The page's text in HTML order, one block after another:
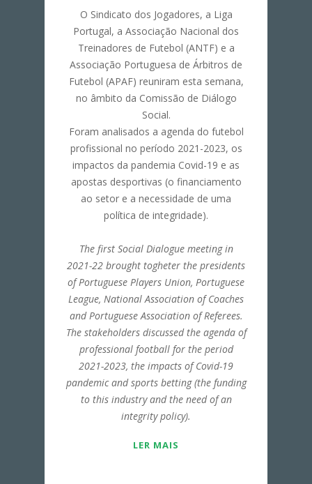
O Sindicato dos Jogadores, a Liga
Portugal, a Associação Nacional dos
Treinadores de Futebol (ANTF) e a
Associação Portuguesa de Árbitros de
Futebol (APAF) reuniram esta semana,
no âmbito da Comissão de Diálogo
Social.
Foram analisados a agenda do futebol
profissional no período 2021-2023, os
impactos da pandemia Covid-19 e as
apostas desportivas (o financiamento
ao setor e a necessidade de uma
política de integridade).
The first Social Dialogue meeting in
2021-22 brought togheter the presidents
of Portuguese Players Union, Portuguese
League, National Association of Coaches
and Portuguese Association of Referees.
The stakeholders discussed the agenda of
professional football for the period
2021-2023, the impacts of Covid-19
pandemic and sports betting (the funding
to this industry and the need of an
integrity policy).
LER MAIS